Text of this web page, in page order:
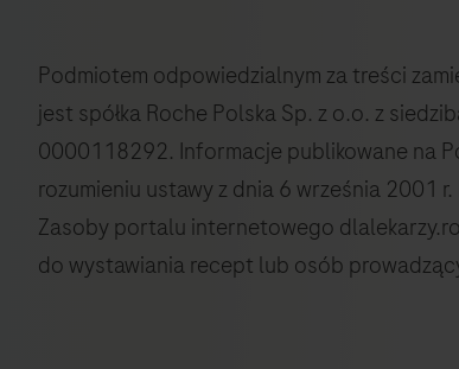
Podmiotem odpowiedzialnym za treści
jest spółka Roche Polska Sp. z o.o. z
0000118292. Informacje publikowane na
rozumieniu ustawy z dnia 6 września 2001
Zasoby portalu internetowego
do wystawiania recept lub osób